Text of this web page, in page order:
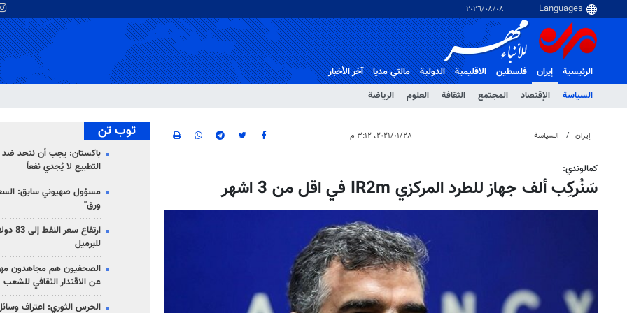
٠٨‏/٠٨‏/٢٠٢٦
الرئيسية
إيران
السياسة
الإقتصاد المجتمع الثقافة العلوم الرياضة
فلسطین الاقلیمیة الدولية مالتي مدیا آخر الأخبار
إيران السياسة ٢٨‏/٠١‏/٢٠٢١، ٣:١٢ م
كمالوندي:
سَنُركِب ألف جهاز للطرد المركزي IR2m في اقل من 3 اشهر
توب تن
باكستان: يجب أن نتحد ضد
التطبيع لا يُجدي نفعاً
مسؤول صهيوني سابق:
ورق"
للبرميل
الصحفيون هم مجاهدون
عن الاقتدار الثقافي للشعب
الحرس الثوري: اعتراف